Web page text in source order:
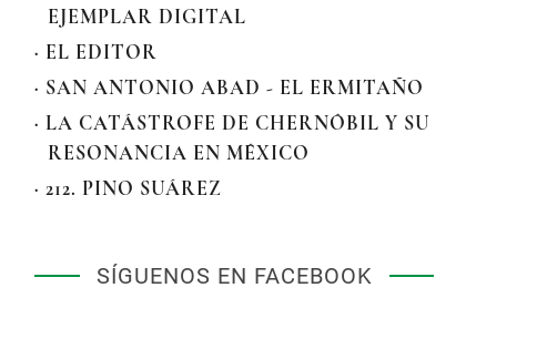
EJEMPLAR DIGITAL
· EL EDITOR
· SAN ANTONIO ABAD - EL ERMITAÑO
· LA CATÁSTROFE DE CHERNÓBIL Y SU
RESONANCIA EN MÉXICO
· 212. PINO SUÁREZ
SÍGUENOS EN FACEBOOK